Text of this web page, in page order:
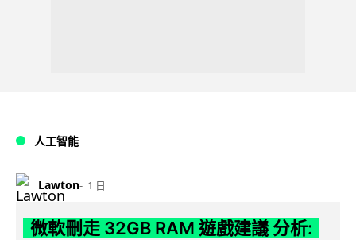
人工智能
Lawton 1 日
微軟刪走 32GB RAM 遊戲建議 分析: